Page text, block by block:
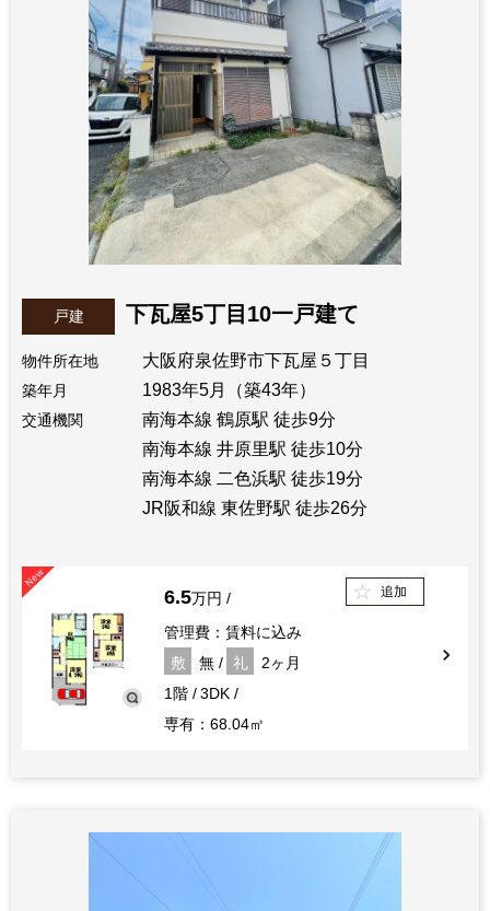
戸建 下瓦屋5丁目10一戸建て
物件所在地 大阪府泉佐野市下瓦屋５丁目
築年月 1983年5月（築43年）
交通機関
南海本線 鶴原駅 徒歩9分
南海本線 井原里駅 徒歩10分
南海本線 二色浜駅 徒歩19分
JR阪和線 東佐野駅 徒歩26分
6.5万円
管理費：賃料に込み
敷
無 礼
2ヶ月
1階
3DK
専有：68.04㎡
追加